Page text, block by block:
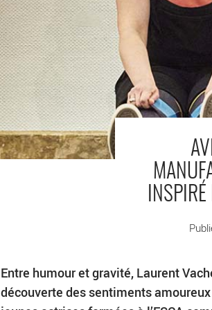
Entre humour et gravité, Laurent
découverte des sentiments